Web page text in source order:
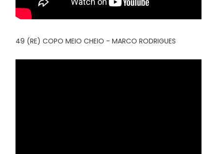
49 (RE) COPO MEIO CHEIO - MARCO RODRIGUES